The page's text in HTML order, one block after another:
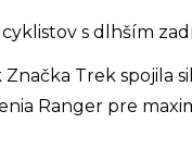
s dlhším
Trek spojila
Ranger pre